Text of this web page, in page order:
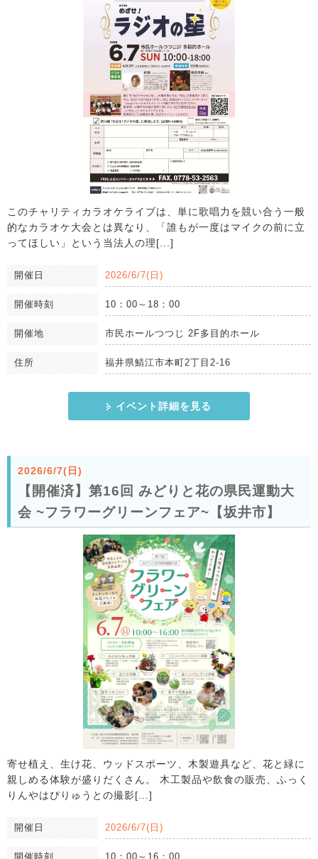
このチャリティカラオケライブは、単に歌唱力を競い合う一般
的なカラオケ大会とは異なり、「誰もが一度はマイクの前に立
ってほしい」という当法人の理[...]
開催日 2026/6/7(日)
開催時刻 10：00～18：00
開催地 市民ホールつつじ 2F多目的ホール
住所 福井県鯖江市本町2丁目2-16
イベント詳細を見る
2026/6/7(日)
【開催済】第16回 みどりと花の県民運動大
会 ~フラワーグリーンフェア~【坂井市】
寄せ植え、生け花、ウッドスポーツ、木製遊具など、花と緑に
親しめる体験が盛りだくさん。 木工製品や飲食の販売、ふっく
りんやはぴりゅうとの撮影[...]
開催日 2026/6/7(日)
開催時刻 10：00～16：00